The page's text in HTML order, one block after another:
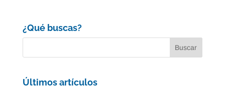
¿Qué buscas?
Últimos artículos